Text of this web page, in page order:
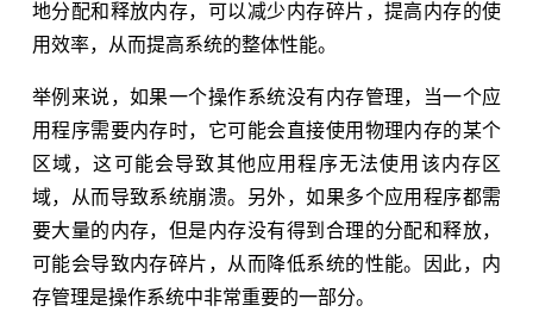
地分配和释放内存，可以减少内存碎片，提高内存的使
用效率，从而提高系统的整体性能。
举例来说，如果一个操作系统没有内存管理，当一个应
用程序需要内存时，它可能会直接使用物理内存的某个
区域，这可能会导致其他应用程序无法使用该内存区
域，从而导致系统崩溃。另外，如果多个应用程序都需
要大量的内存，但是内存没有得到合理的分配和释放，
可能会导致内存碎片，从而降低系统的性能。因此，内
存管理是操作系统中非常重要的一部分。